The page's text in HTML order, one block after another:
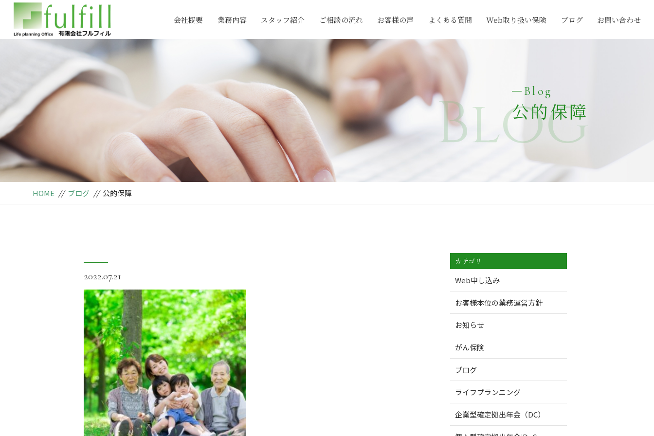
会社概要 業務内容 スタッフ紹介 ご相談の流れ お客様の声 よくある質問 Web取り扱い保険 ブログ お問い合わせ
Blog
公的保障
Blog
HOME // ブログ // 公的保障
2022.07.21
カテゴリ
Web申し込み
お客様本位の業務運営方針
お知らせ
がん保険
ブログ
ライフプランニング
企業型確定拠出年金（DC）